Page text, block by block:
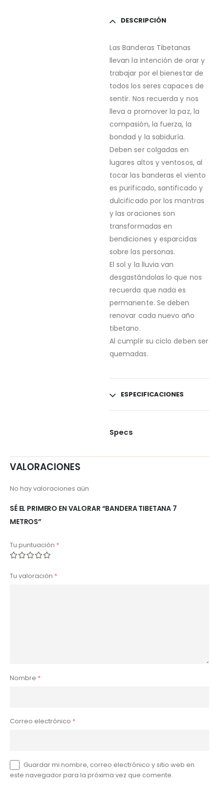
DESCRIPCIÓN
Las Banderas Tibetanas
llevan la intención de orar y
trabajar por el bienestar de
todos los seres capaces de
sentir. Nos recuerda y nos
lleva a promover la paz, la
compasión, la fuerza, la
bondad y la sabiduría.
Deben ser colgadas en
lugares altos y ventosos, al
tocar las banderas el viento
es purificado, santificado y
dulcificado por los mantras
y las oraciones son
transformadas en
bendiciones y esparcidas
sobre las personas.
El sol y la lluvia van
desgastándolas lo que nos
recuerda que nada es
permanente. Se deben
renovar cada nuevo año
tibetano.
Al cumplir su ciclo deben ser
quemadas.
ESPECIFICACIONES
Specs
VALORACIONES
No hay valoraciones aún.
SÉ EL PRIMERO EN VALORAR “BANDERA TIBETANA 7
METROS”
Tu puntuación *
Tu valoración *
Nombre *
Correo electrónico *
Guardar mi nombre, correo electrónico y sitio web en
este navegador para la próxima vez que comente.